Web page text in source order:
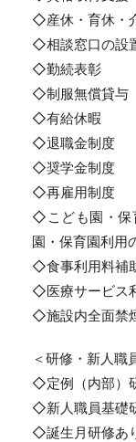
◇産休・育休・
◇相談窓口の設
◇勤続表彰
◇制服無償貸与
◇有給休暇
◇退職金制度
◇奨学金制度
◇再雇用制度
◇こども園・保
園・保育園利用
◇食事利用料補
◇医療サービス
◇施設内全面禁
＜研修・新人職
◇定例（内部）
◇新人職員基礎
◇誕生月研修あ